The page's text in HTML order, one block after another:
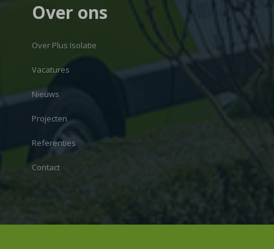
Over ons
Over Plus Isolatie
Vacatures
Nieuws
Projecten
Referenties
Contact